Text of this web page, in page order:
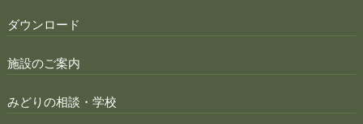
ダウンロード
施設のご案内
みどりの相談・学校